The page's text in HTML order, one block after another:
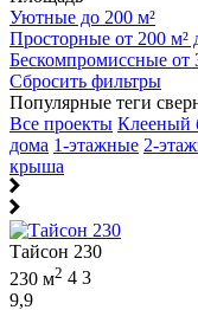
Уютные до 200 м²
Просторные от 200 м²
Бескомпромиссные от
Сбросить фильтры
Популярные теги
Все проекты Клееный
дома 1-этажные 2-
крыша
Тайсон 230
230 м2 4 3
9,9